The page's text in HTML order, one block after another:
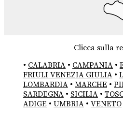
Clicca sulla
• CALABRIA • CAMPANIA •
FRIULI VENEZIA GIULIA •
LOMBARDIA • MARCHE •
SARDEGNA • SICILIA •
ADIGE • UMBRIA • VENETO